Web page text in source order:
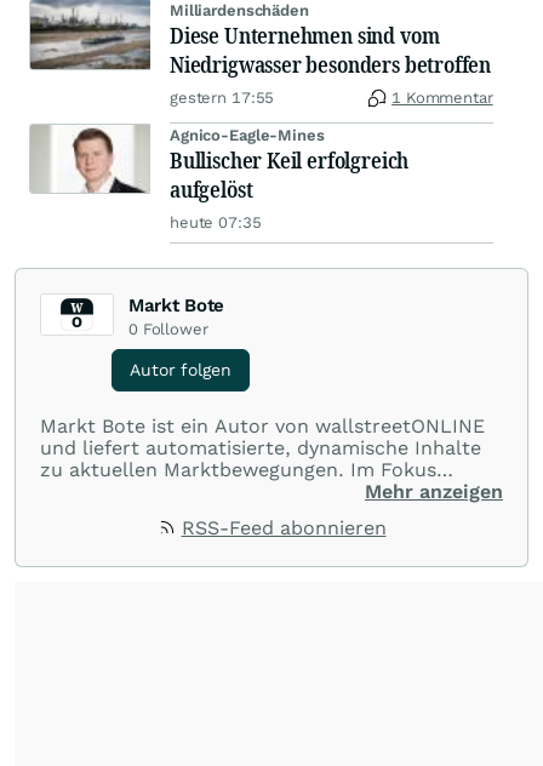
Milliardenschäden
Diese Unternehmen sind vom
Niedrigwasser besonders betroffen
gestern 17:55 1 Kommentar
Agnico-Eagle-Mines
Bullischer Keil erfolgreich
aufgelöst
heute 07:35
Markt Bote
0 Follower
Autor folgen
Markt Bote ist ein Autor von wallstreetONLINE
und liefert automatisierte, dynamische Inhalte
zu aktuellen Marktbewegungen. Im Fokus
stehen Tops und Flops, Branchentrends und
Rohstoffe oder Krypto – die Beiträge sind kurz,
Mehr anzeigen
RSS-Feed abonnieren